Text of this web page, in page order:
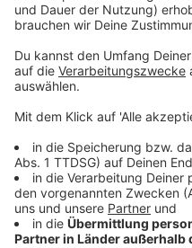
Anzeige
Facharzt empfiehlt
Anzeige
Wir haben deshalb einen
kontaktiert. Borreliose ist
Krankheiten, die ein